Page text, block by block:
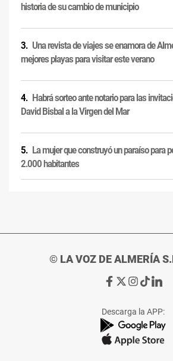
historia de su cambio de municipio
Una revista de viajes se enamora de
mejores playas para visitar este verano
Habrá sorteo ante notario para las
David Bisbal a la Virgen del Mar
La mujer que construyó un paraíso para
2.000 habitantes
© LA VOZ DE ALMERÍA
Ir
de
La
Voz
Ir
de
La
Voz
Ir
de
La
Voz
Ir
de
La
Voz
Ir
de
La
Voz
Descarga la APP: